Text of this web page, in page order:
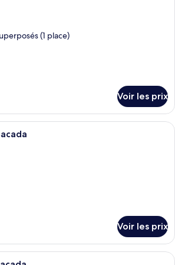
(1 place)
Voir les prix
Un balcon avec des fauteuils en
Voir les prix
Quarto Triplo com Sacada |